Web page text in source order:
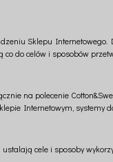
Sklepu
do celów i sposobów
na polecenie
Internetowym, systemy
cele i sposoby